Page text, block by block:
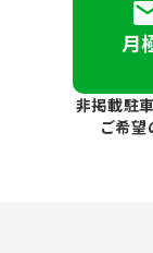
月
非掲載駐
ご希